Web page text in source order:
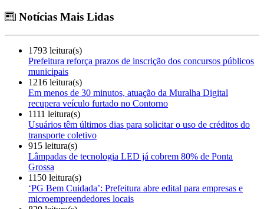
Notícias Mais Lidas
1793 leitura(s)
Prefeitura reforça prazos de inscrição dos concursos públicos
municipais
1216 leitura(s)
Em menos de 30 minutos, atuação da Muralha Digital
recupera veículo furtado no Contorno
1111 leitura(s)
Usuários têm últimos dias para solicitar o uso de créditos do
transporte coletivo
915 leitura(s)
Lâmpadas de tecnologia LED já cobrem 80% de Ponta
Grossa
1150 leitura(s)
‘PG Bem Cuidada’: Prefeitura abre edital para empresas e
microempreendedores locais